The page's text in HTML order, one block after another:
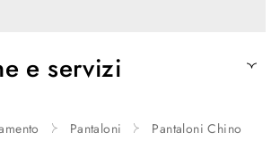
e servizi
Pantaloni Pantaloni Chino